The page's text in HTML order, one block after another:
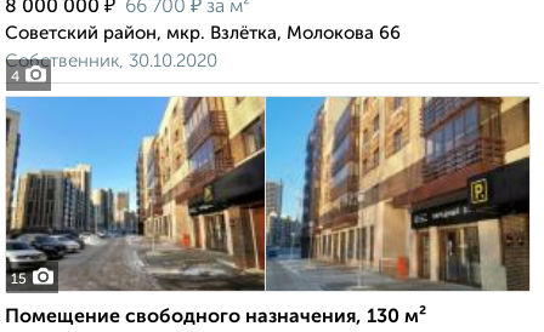
4
8 000 000 ₽ 66 700 ₽ за м²
Советский район, мкр. Взлётка, Молокова 66
Собственник, 30.10.2020
15
Помещение свободного назначения, 130 м²